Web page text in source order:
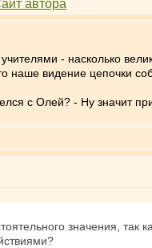
- насколько
наше видение цепочки
с Олей? - Ну значит
значения,